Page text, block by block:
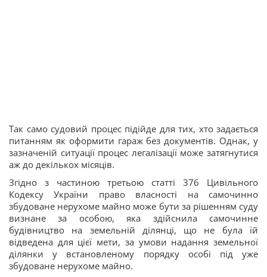
Так само судовий процес підійде для тих, хто задається
питанням як оформити гараж без документів. Однак, у
зазначеній ситуації процес легалізації може затягнутися
аж до декількох місяців.
Згідно з частиною третьою статті 376 Цивільного
Кодексу України право власності на самочинно
збудоване нерухоме майно може бути за рішенням суду
визнане за особою, яка здійснила самочинне
будівництво на земельній ділянці, що не була їй
відведена для цієї мети, за умови надання земельної
ділянки у встановленому порядку особі під уже
збудоване нерухоме майно.